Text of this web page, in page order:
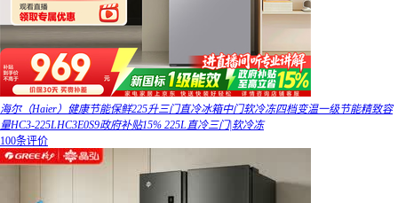
海尔（Haier）健康节能保鲜225升三门直冷冰箱中门软冷冻四档变温一级节能精致容
量HC3-225LHC3E0S9政府补贴15% 225L直冷三门|软冷冻
100条评价